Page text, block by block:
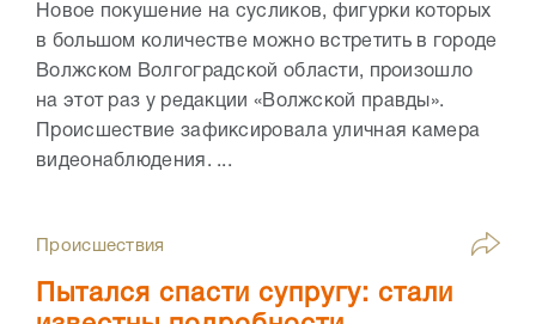
Новое покушение на сусликов, фигурки которых
в большом количестве можно встретить в городе
Волжском Волгоградской области, произошло
на этот раз у редакции «Волжской правды».
Происшествие зафиксировала уличная камера
видеонаблюдения. ...
Происшествия
Пытался спасти супругу: стали